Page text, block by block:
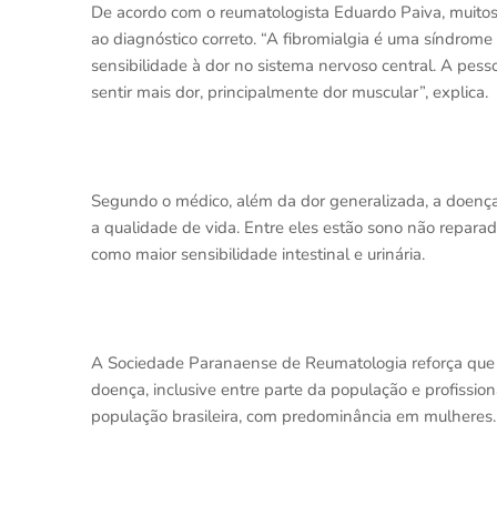
De acordo com o reumatologista Eduardo Paiva,
ao diagnóstico correto. “A fibromialgia é uma
sensibilidade à dor no sistema nervoso central. A
sentir mais dor, principalmente dor muscular”, explica.
Segundo o médico, além da dor generalizada, a
a qualidade de vida. Entre eles estão sono não
como maior sensibilidade intestinal e urinária.
A Sociedade Paranaense de Reumatologia reforça
doença, inclusive entre parte da população e
população brasileira, com predominância em mulheres.